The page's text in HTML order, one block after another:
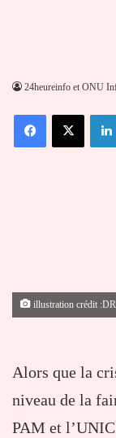
24heureinfo et ONU
FacebookX
illustration crédit :DR
Alors que la
niveau de la
PAM et